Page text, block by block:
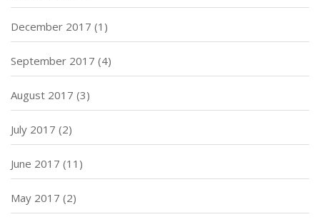
December 2017 (1)
September 2017 (4)
August 2017 (3)
July 2017 (2)
June 2017 (11)
May 2017 (2)